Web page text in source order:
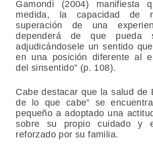
Gamondi (2004) manifiesta
medida, la capacidad de
superación de una
dependerá de que pueda
adjudicándosele un sentido
en una posición diferente al
del sinsentido” (p. 108).
Cabe destacar que la salud de
de lo que cabe” se
pequeño a adoptado una
sobre su propio cuidado y
reforzado por su familia.